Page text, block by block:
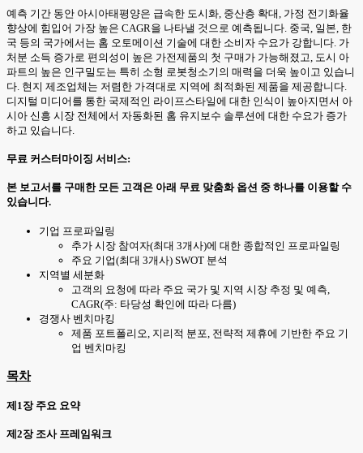
예측 기간 동안 아시아태평양은 급속한 도시화, 중산층 확대, 가정 전기화율
향상에 힘입어 가장 높은 CAGR을 나타낼 것으로 예측됩니다. 중국, 일본, 한
국 등의 국가에서는 홈 오토메이션 기술에 대한 소비자 수요가 강합니다. 가
처분 소득 증가로 편의성이 높은 가전제품의 첫 구매가 가능해졌고, 도시 아
파트의 높은 인구밀도는 특히 소형 로봇청소기의 매력을 더욱 높이고 있습니
다. 현지 제조업체는 저렴한 가격대로 지역에 최적화된 제품을 제공합니다.
디지털 미디어를 통한 국제적인 라이프스타일에 대한 인식이 높아지면서 아
시아 신흥 시장 전체에서 자동화된 홈 유지보수 솔루션에 대한 수요가 증가
하고 있습니다.
무료 커스터마이징 서비스:
본 보고서를 구매한 모든 고객은 아래 무료 맞춤화 옵션 중 하나를 이용할 수
있습니다.
기업 프로파일링
추가 시장 참여자(최대 3개사)에 대한 종합적인 프로파일링
주요 기업(최대 3개사) SWOT 분석
지역별 세분화
고객의 요청에 따라 주요 국가 및 지역 시장 추정 및 예측,
CAGR(주: 타당성 확인에 따라 다름)
경쟁사 벤치마킹
제품 포트폴리오, 지리적 분포, 전략적 제휴에 기반한 주요 기
업 벤치마킹
목차
제1장 주요 요약
제2장 조사 프레임워크